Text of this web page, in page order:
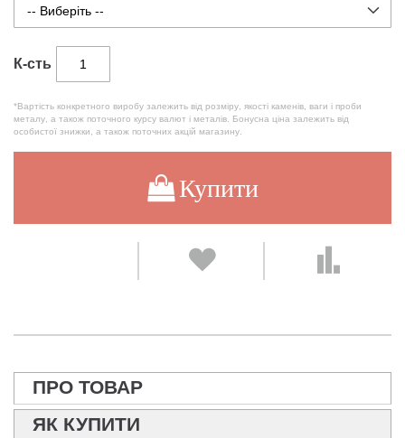
К-сть
*Вартість конкретного виробу залежить від розміру, якості каменів, ваги і проби
металу, а також поточного курсу валют і металів. Бонусна ціна залежить від
особистої знижки, а також поточних акцій магазину.
Купити
ПРО ТОВАР
ЯК КУПИТИ